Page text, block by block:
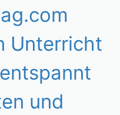
Unterricht
und